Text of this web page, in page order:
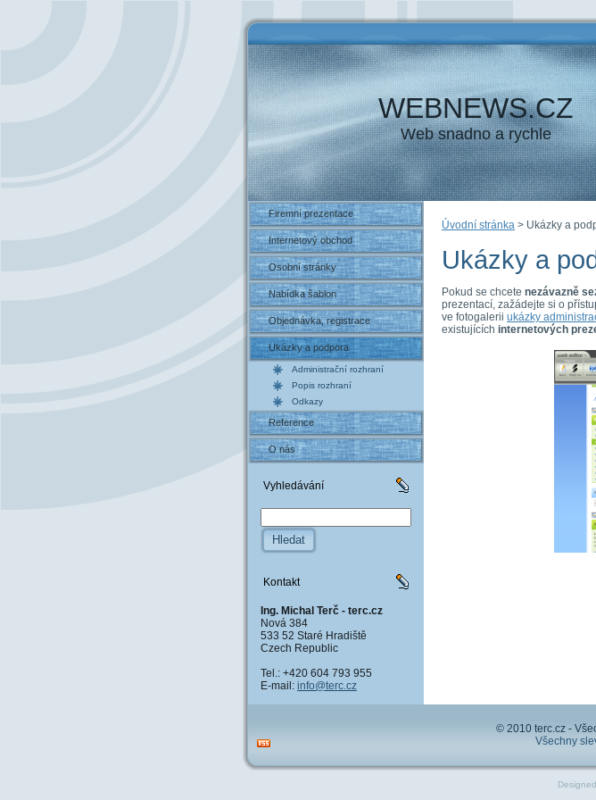
WEBNEWS.CZ
Web snadno a rychle
Firemní prezentace
Internetový obchod
Osobní stránky
Nabídka šablon
Objednávka, registrace
Ukázky a podpora
Administrační rozhraní
Popis rozhraní
Odkazy
Reference
O nás
Vyhledávání
Kontakt
Ing. Michal Terč - terc.cz
Nová 384
533 52 Staré Hradiště
Czech Republic
Tel.: +420 604 793 955
E-mail: info@terc.cz
Úvodní stránka > Ukázky a
Ukázky a
Pokud se chcete nezávazně
prezentací, zažádejte si o
ve fotogalerii ukázky
existujících internetových
© 2010 terc.cz -
Všechny